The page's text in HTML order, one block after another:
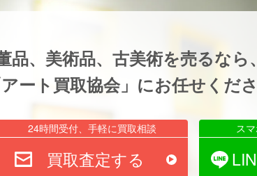
品、美術品、古美術を売るなら、
ート買取協会」にお任せくだ
24時間受付、手軽に買取相談
買取査定する
ス